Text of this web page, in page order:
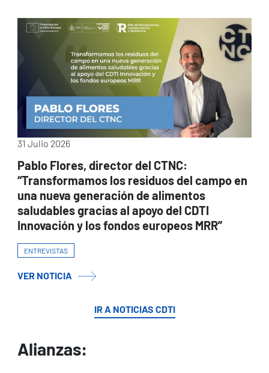
31 Julio 2026
Pablo Flores, director del CTNC:
“Transformamos los residuos del campo en
una nueva generación de alimentos
saludables gracias al apoyo del CDTI
Innovación y los fondos europeos MRR”
ENTREVISTAS
VER NOTICIA
IR A NOTICIAS CDTI
Alianzas: